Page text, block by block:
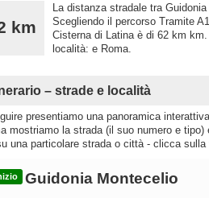
km
La distanza stradale tra
Scegliendo il percorso Tramite
Cisterna di Latina è di 62 km
località: e Roma.
– strade e località
presentiamo una panoramica
mostriamo la strada (il suo numero e
una particolare strada o città - clicca sulla
Guidonia Montecelio